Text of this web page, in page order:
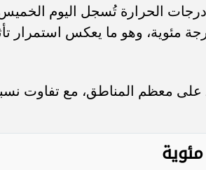
الحرارة تُسجل اليوم
في القاهرة الكبرى ما بين 39 و40 درجة مئوية، وهو ما يعكس
على معظم المناطق، مع تفاوت